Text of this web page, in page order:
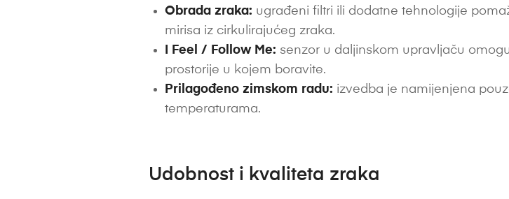
Obrada zraka: ugrađeni filtri ili dodatne tehnologije
mirisa iz cirkulirajućeg zraka.
I Feel / Follow Me: senzor u daljinskom upravljaču
prostorije u kojem boravite.
Prilagođeno zimskom radu: izvedba je namijenjena
temperaturama.
Udobnost i kvaliteta zraka